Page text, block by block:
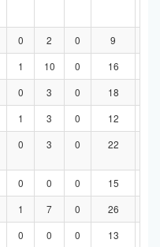
0 2 0 9
1 10 0 16
0 3 0 18
1 3 0 12
0 3 0 22
0 0 0 15
1 7 0 26
0 0 0 13